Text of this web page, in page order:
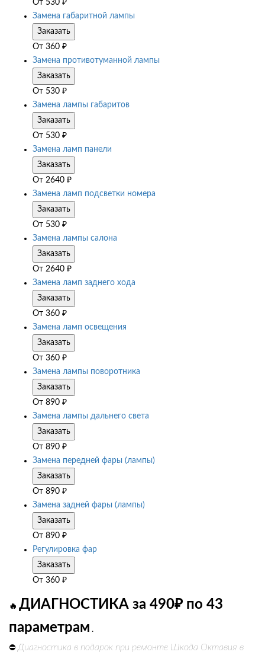
От 530 ₽
Замена габаритной лампы
Заказать
От 360 ₽
Замена противотуманной лампы
Заказать
От 530 ₽
Замена лампы габаритов
Заказать
От 530 ₽
Замена ламп панели
Заказать
От 2640 ₽
Замена ламп подсветки номера
Заказать
От 530 ₽
Замена лампы салона
Заказать
От 2640 ₽
Замена ламп заднего хода
Заказать
От 360 ₽
Замена ламп освещения
Заказать
От 360 ₽
Замена лампы поворотника
Заказать
От 890 ₽
Замена лампы дальнего света
Заказать
От 890 ₽
Замена передней фары (лампы)
Заказать
От 890 ₽
Замена задней фары (лампы)
Заказать
От 890 ₽
Регулировка фар
Заказать
От 360 ₽
🔥 ДИАГНОСТИКА за 490₽ по 43
параметрам .
⛔ Диагностика в подарок при ремонте Шкода Октавия в